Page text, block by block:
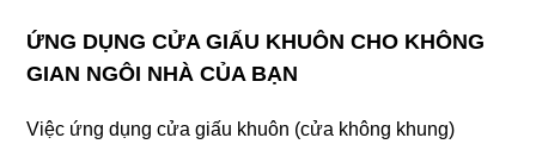
ỨNG DỤNG CỬA GIẤU KHUÔN CHO KHÔNG
GIAN NGÔI NHÀ CỦA BẠN
Việc ứng dụng cửa giấu khuôn (cửa không khung)